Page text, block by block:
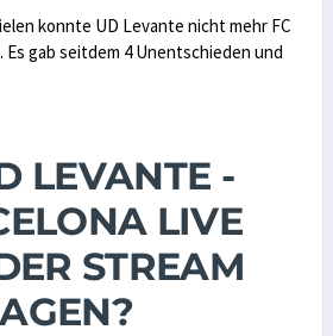
konnte UD Levante nicht mehr FC
Es gab seitdem 4 Unentschieden und
LEVANTE -
LIVE
STREAM